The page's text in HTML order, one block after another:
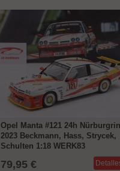
Opel Manta #121 24h
2023 Beckmann, Hass, Strycek,
Schulten 1:18 WERK83
79,95 €